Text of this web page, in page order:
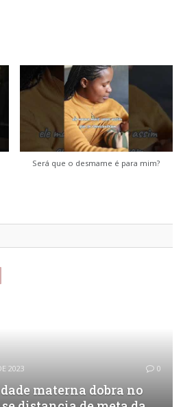
Será que o desmame é para mim?
2023 0
materna dobra no